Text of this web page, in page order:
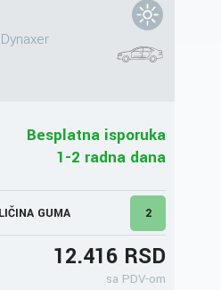
Besplatna isporuka
1-2 radna dana
GUMA 2
12.416 RSD
sa PDV-om